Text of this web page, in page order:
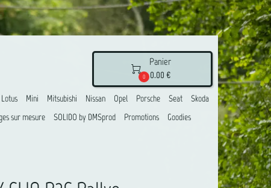

0
Panier
0.00 €
Lotus Mini Mitsubishi Nissan Opel Porsche Seat
Skoda
sur mesure SOLIDO by DMSprod Promotions
Goodies